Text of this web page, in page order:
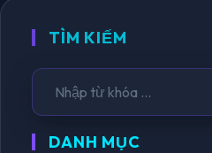
TÌM KIẾM
DANH MỤC